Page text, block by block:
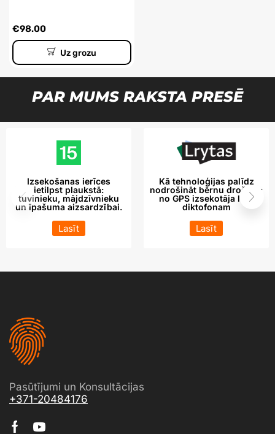
€98.00
Uz grozu
PAR MUMS RAKSTA PRESĒ
Izsekošanas ierīces
ietilpst plaukstā:
tuvinieku, mājdzīvnieku
un īpašuma aizsardzībai.
Lasīt
Kā tehnoloģijas palīdz
nodrošināt bērnu drošību:
no GPS izsekotāja līdz
diktofonam
Lasīt
Pasūtījumi un Konsultācijas
+371-20484176